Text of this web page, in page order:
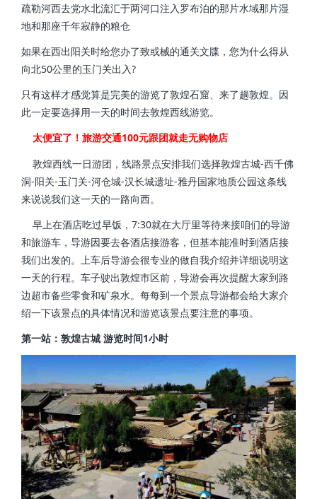
疏勒河西去党水北流汇于两河口注入罗布泊的那片水域那片湿
地和那座千年寂静的粮仓
如果在西出阳关时给您办了致或械的通关文牒，您为什么得从
向北50公里的玉门关出入?
只有这样才感觉算是完美的游览了敦煌石窟、来了趟敦煌。因
此一定要选择用一天的时间去敦煌西线游览。
太便宜了！ 旅游交通100元跟团就走无购物店
敦煌西线一日游团，线路景点安排我们选择敦煌古城-西千佛
洞-阳关-玉门关-河仓城-汉长城遗址-雅丹国家地质公园这条线
来说说我们这一天的一路向西。
早上在酒店吃过早饭，7:30就在大厅里等待来接咱们的导游
和旅游车，导游因要去各酒店接游客，但基本能准时到酒店接
我们出发的。上车后导游会很专业的做自我介绍并详细说明这
一天的行程。车子驶出敦煌市区前，导游会再次提醒大家到路
边超市备些零食和矿泉水。每每到一个景点导游都会给大家介
绍一下该景点的具体情况和游览该景点要注意的事项。
第一站：敦煌古城 游览时间1小时